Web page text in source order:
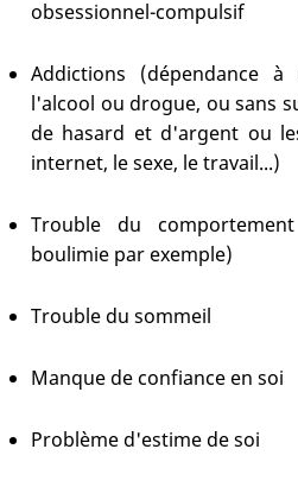
obsessionnel-compulsif
Addictions (dépendance
l'alcool ou drogue, ou sans
de hasard et d'argent ou
internet, le sexe, le travail...)
Trouble du
boulimie par exemple)
Trouble du sommeil
Manque de confiance en soi
Problème d'estime de soi